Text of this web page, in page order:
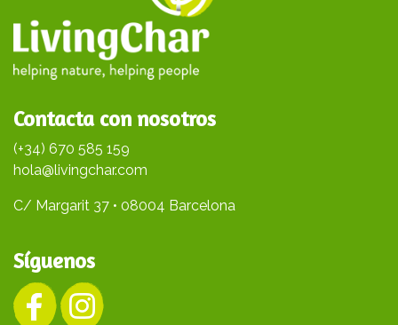
Contacta con nosotros
(+34) 670 585 159
hola@livingchar.com
C/ Margarit 37 • 08004 Barcelona
Síguenos